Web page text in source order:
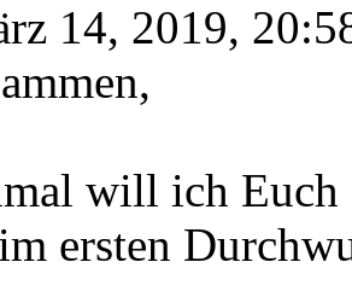
14, 2019,
will ich
ersten